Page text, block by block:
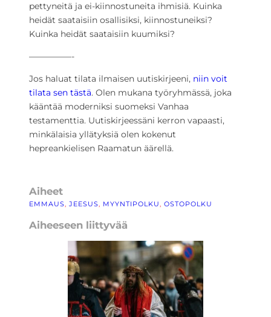
pettyneitä ja ei-kiinnostuneita ihmisiä. Kuinka
heidät saataisiin osallisiksi, kiinnostuneiksi?
Kuinka heidät saataisiin kuumiksi?
—————-
Jos haluat tilata ilmaisen uutiskirjeeni, niin voit
tilata sen tästä. Olen mukana työryhmässä, joka
kääntää moderniksi suomeksi Vanhaa
testamenttia. Uutiskirjeessäni kerron vapaasti,
minkälaisia yllätyksiä olen kokenut
hepreankielisen Raamatun äärellä.
Aiheet
EMMAUS, JEESUS, MYYNTIPOLKU, OSTOPOLKU
Aiheeseen liittyvää